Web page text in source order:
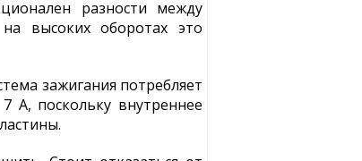
разности между
высоких оборотах это
зажигания потребляет
А, поскольку внутреннее